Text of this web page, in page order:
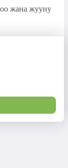
жана жууну